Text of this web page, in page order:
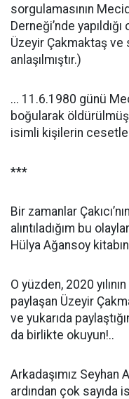
sorgulamasının
Derneği’nde
Üzeyir Çakmaktaş ve
anlaşılmıştır.)
... 11.6.1980 günü
boğularak
isimli kişilerin
***
Bir zamanlar
alıntıladığım bu
Hülya Ağansoy
O yüzden, 2020
paylaşan Üzeyir
ve yukarıda
da birlikte okuyun!..
Arkadaşımız Seyhan
ardından çok sayıda